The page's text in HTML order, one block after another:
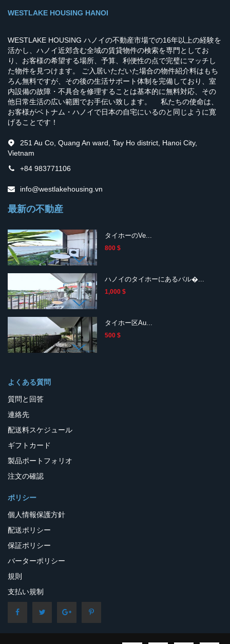
WESTLAKE HOUSING HANOI
WESTLAKE HOUSING ハノイの不動産市場での16年以上の経験を
活かし、ハノイ近郊含む全域の賃貸物件の検索を専門としてお
り、お客様の希望する場所、予算、利便性の点で完璧にマッチし
た物件を見つけます。 ご入居いただいた場合の物件紹介料はもち
ろん無料ですが、その後の生活サポート体制を完備しており、室
内設備の故障・不具合を修理することは基本的に無料対応、その
他日常生活の広い範囲でお手伝い致します。 私たちの使命は、
お客様がベトナム・ハノイで日本の自宅にいるのと同じように寛
げることです！
251 Au Co, Quang An ward, Tay Ho district, Hanoi City,
Vietnam
+84 983771106
info@westlakehousing.vn
最新の不動産
タイホーのVe...
800 $
ハノイのタイホーにあるバル�...
1,000 $
タイホー区Au...
500 $
よくある質問
質問と回答
連絡先
配送料スケジュール
ギフトカード
製品ポートフォリオ
注文の確認
ポリシー
個人情報保護方針
配送ポリシー
保証ポリシー
バーターポリシー
規則
支払い規制